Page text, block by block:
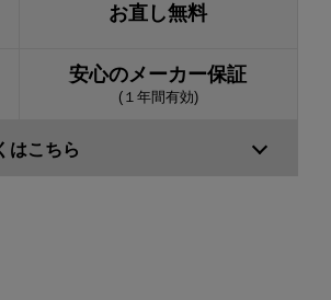
お直し無料
安心のメーカー保証
(１年間有効)
はこちら